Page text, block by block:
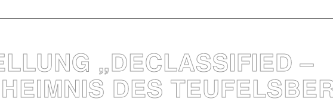
„DECLASSIFIED –
DES